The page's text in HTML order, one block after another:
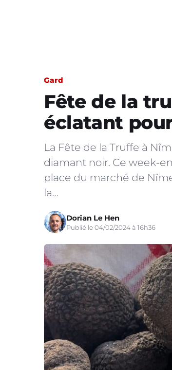
Gard
Fête de la
éclatant
La Fête de la Truffe à
diamant noir. Ce week-
place du marché de
la…
Dorian Le Hen
Publié le 04/02/2024 à 16h36